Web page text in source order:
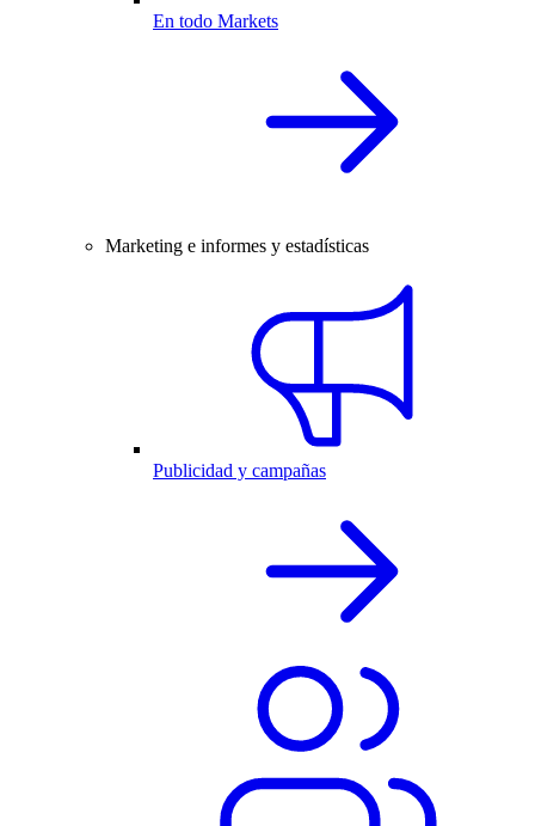
En todo Markets
Marketing e informes y estadísticas
Publicidad y campañas